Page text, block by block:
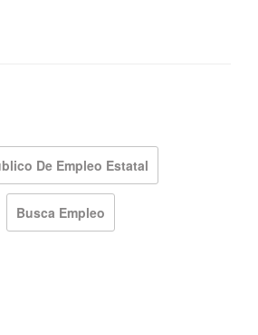
De Empleo Estatal
Busca Empleo